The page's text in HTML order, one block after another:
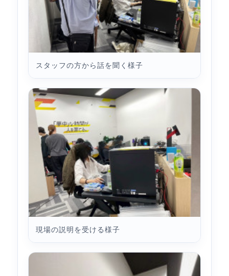
スタッフの方から話を聞く様子
現場の説明を受ける様子